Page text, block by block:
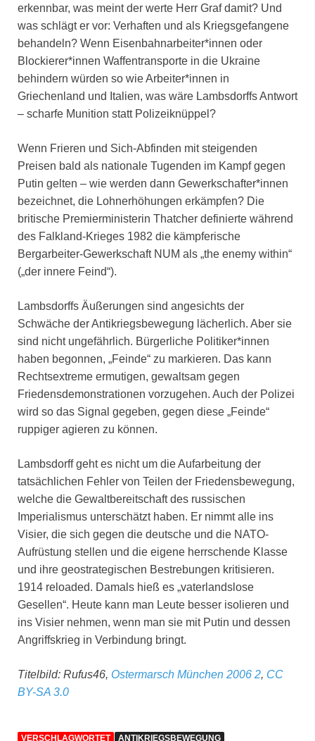
erkennbar, was meint der werte Herr Graf damit? Und
was schlägt er vor: Verhaften und als Kriegsgefangene
behandeln? Wenn Eisenbahnarbeiter*innen oder
Blockierer*innen Waffentransporte in die Ukraine
behindern würden so wie Arbeiter*innen in
Griechenland und Italien, was wäre Lambsdorffs Antwort
– scharfe Munition statt Polizeiknüppel?
Wenn Frieren und Sich-Abfinden mit steigenden
Preisen bald als nationale Tugenden im Kampf gegen
Putin gelten – wie werden dann Gewerkschafter*innen
bezeichnet, die Lohnerhöhungen erkämpfen? Die
britische Premierministerin Thatcher definierte während
des Falkland-Krieges 1982 die kämpferische
Bergarbeiter-Gewerkschaft NUM als „the enemy within“
(„der innere Feind“).
Lambsdorffs Äußerungen sind angesichts der
Schwäche der Antikriegsbewegung lächerlich. Aber sie
sind nicht ungefährlich. Bürgerliche Politiker*innen
haben begonnen, „Feinde“ zu markieren. Das kann
Rechtsextreme ermutigen, gewaltsam gegen
Friedensdemonstrationen vorzugehen. Auch der Polizei
wird so das Signal gegeben, gegen diese „Feinde“
ruppiger agieren zu können.
Lambsdorff geht es nicht um die Aufarbeitung der
tatsächlichen Fehler von Teilen der Friedensbewegung,
welche die Gewaltbereitschaft des russischen
Imperialismus unterschätzt haben. Er nimmt alle ins
Visier, die sich gegen die deutsche und die NATO-
Aufrüstung stellen und die eigene herrschende Klasse
und ihre geostrategischen Bestrebungen kritisieren.
1914 reloaded. Damals hieß es „vaterlandslose
Gesellen“. Heute kann man Leute besser isolieren und
ins Visier nehmen, wenn man sie mit Putin und dessen
Angriffskrieg in Verbindung bringt.
Titelbild: Rufus46, Ostermarsch München 2006 2, CC
BY-SA 3.0
VERSCHLAGWORTET
ANTIKRIEGSBEWEGUNG